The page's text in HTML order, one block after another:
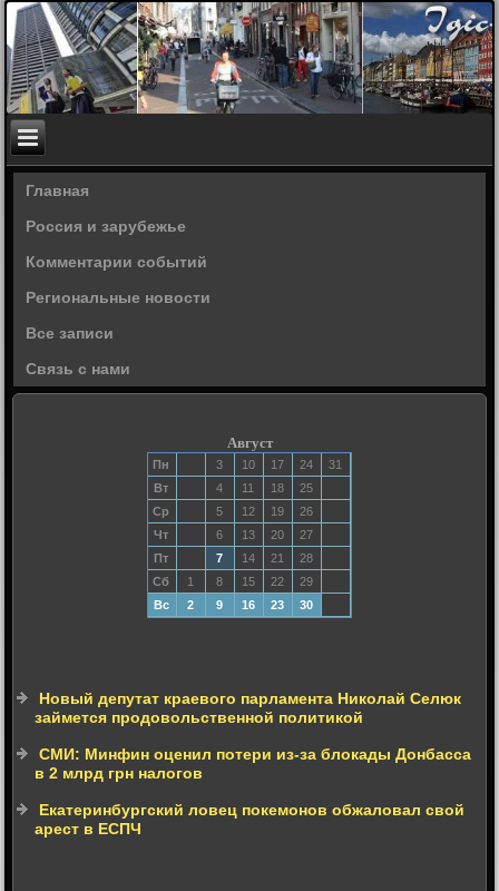
Главная
Россия и зарубежье
Комментарии событий
Региональные новости
Все записи
Связь с нами
Август
Пн 3 10 17 24
31
Вт
4 11 18
25
Ср
5 12 19
26
Чт
6 13 20
27
Пт
7 14 21
28
Сб
1 8 15 22
29
Вс
2 9 16 23 30
Новый депутат краевого парламента Николай Селюк
займется продовольственной политикой
СМИ: Минфин оценил потери из-за блокады Донбасса
в 2 млрд грн налогов
Екатеринбургский ловец покемонов обжаловал свой
арест в ЕСПЧ